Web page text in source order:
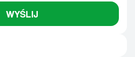
WYŚLIJ